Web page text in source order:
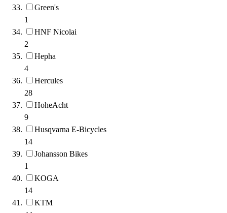
Green's
1
HNF Nicolai
2
Hepha
4
Hercules
28
HoheAcht
9
Husqvarna E-Bicycles
14
Johansson Bikes
1
KOGA
14
KTM